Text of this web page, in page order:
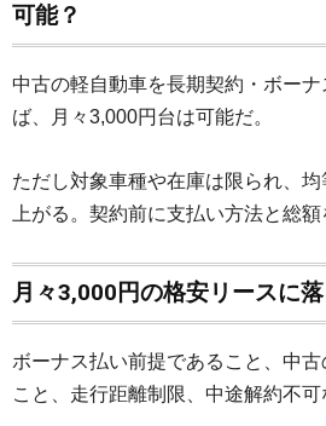
可能？
中古の軽自動車を長期契約・ボー
ば、月々3,000円台は可能だ。
ただし対象車種や在庫は限られ、
上がる。契約前に支払い方法と総額
月々3,000円の格安リースに
ボーナス払い前提であること、中
こと、走行距離制限、中途解約不可